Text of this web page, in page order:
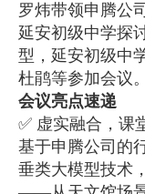
罗炜带领申腾公
延安初级中学探
型，延安初级中
杜鹃等参加会议。
会议亮点速递
✅ 虚实融合，课
基于申腾公司的
垂类大模型技术